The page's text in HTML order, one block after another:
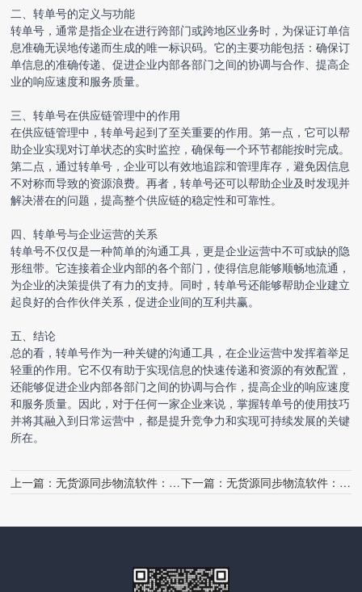
二、转单号的定义与功能
转单号，通常是指企业在进行跨部门或跨地区业务时，为保证订单信
息准确无误地传递而生成的唯一标识码。它的主要功能包括：确保订
单信息的准确传递、促进企业内部各部门之间的协调与合作、提高企
业的响应速度和服务质量。
三、转单号在供应链管理中的作用
在供应链管理中，转单号起到了至关重要的作用。第一点，它可以帮
助企业实现对订单状态的实时监控，确保每一个环节都能按时完成。
第二点，通过转单号，企业可以有效地追踪和管理库存，避免因信息
不对称而导致的资源浪费。再者，转单号还可以帮助企业及时发现并
解决潜在的问题，提高整个供应链的稳定性和可靠性。
四、转单号与企业运营的关系
转单号不仅仅是一种简单的沟通工具，更是企业运营中不可或缺的隐
形纽带。它连接着企业内部的各个部门，使得信息能够顺畅地流通，
为企业的决策提供了有力的支持。同时，转单号还能够帮助企业建立
起良好的合作伙伴关系，促进企业间的互利共赢。
五、结论
总的看，转单号作为一种关键的沟通工具，在企业运营中发挥着举足
轻重的作用。它不仅有助于实现信息的快速传递和资源的有效配置，
还能够促进企业内部各部门之间的协调与合作，提高企业的响应速度
和服务质量。因此，对于任何一家企业来说，掌握转单号的使用技巧
并将其融入到日常运营中，都是提升竞争力和实现可持续发展的关键
所在。
上一篇：无货源同步物流软件：革新电商物流的新纪元 下一篇： 无货源同步物流软件：革新电商物流的新动力